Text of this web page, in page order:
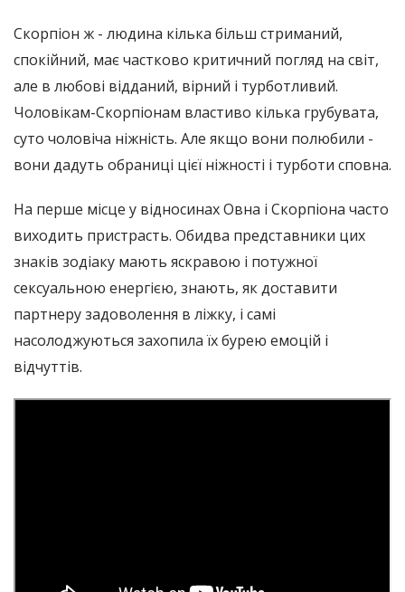
Скорпіон ж - людина кілька більш стриманий,
спокійний, має частково критичний погляд на світ,
але в любові відданий, вірний і турботливий.
Чоловікам-Скорпіонам властиво кілька грубувата,
суто чоловіча ніжність. Але якщо вони полюбили -
вони дадуть обраниці цієї ніжності і турботи сповна.
На перше місце у відносинах Овна і Скорпіона часто
виходить пристрасть. Обидва представники цих
знаків зодіаку мають яскравою і потужної
сексуальною енергією, знають, як доставити
партнеру задоволення в ліжку, і самі
насолоджуються захопила їх бурею емоцій і
відчуттів.